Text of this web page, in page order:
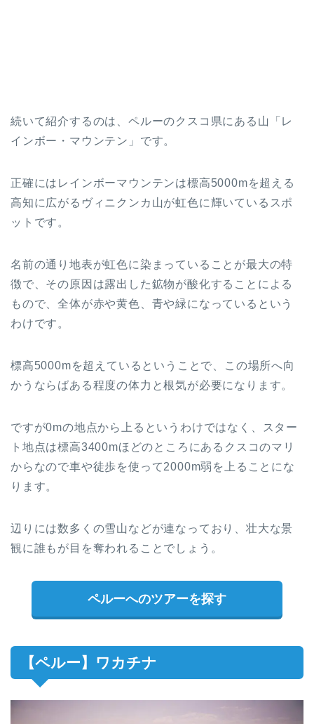
続いて紹介するのは、ペルーのクスコ県にある山「レ
インボー・マウンテン」です。
正確にはレインボーマウンテンは標高5000mを超える
高知に広がるヴィニクンカ山が虹色に輝いているスポ
ットです。
名前の通り地表が虹色に染まっていることが最大の特
徴で、その原因は露出した鉱物が酸化することによる
もので、全体が赤や黄色、青や緑になっているという
わけです。
標高5000mを超えているということで、この場所へ向
かうならばある程度の体力と根気が必要になります。
ですが0mの地点から上るというわけではなく、スター
ト地点は標高3400mほどのところにあるクスコのマリ
からなので車や徒歩を使って2000m弱を上ることにな
ります。
辺りには数多くの雪山などが連なっており、壮大な景
観に誰もが目を奪われることでしょう。
ペルーへのツアーを探す
【ペルー】ワカチナ